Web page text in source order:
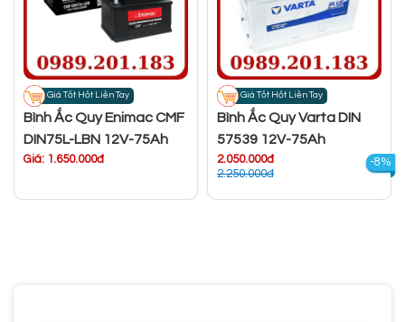
Giá Tốt Hốt Liền Tay
Bình Ắc Quy Enimac CMF
DIN75L-LBN 12V-75Ah
Giá: 1.650.000đ
Giá Tốt Hốt Liền Tay
Bình Ắc Quy Varta DIN
57539 12V-75Ah
2.050.000đ
2.250.000đ
-8%